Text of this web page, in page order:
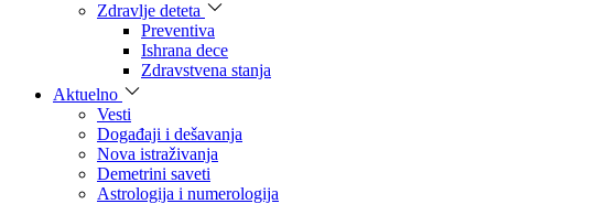
Zdravlje deteta
Preventiva
Ishrana dece
Zdravstvena stanja
Aktuelno
Vesti
Događaji i dešavanja
Nova istraživanja
Demetrini saveti
Astrologija i numerologija